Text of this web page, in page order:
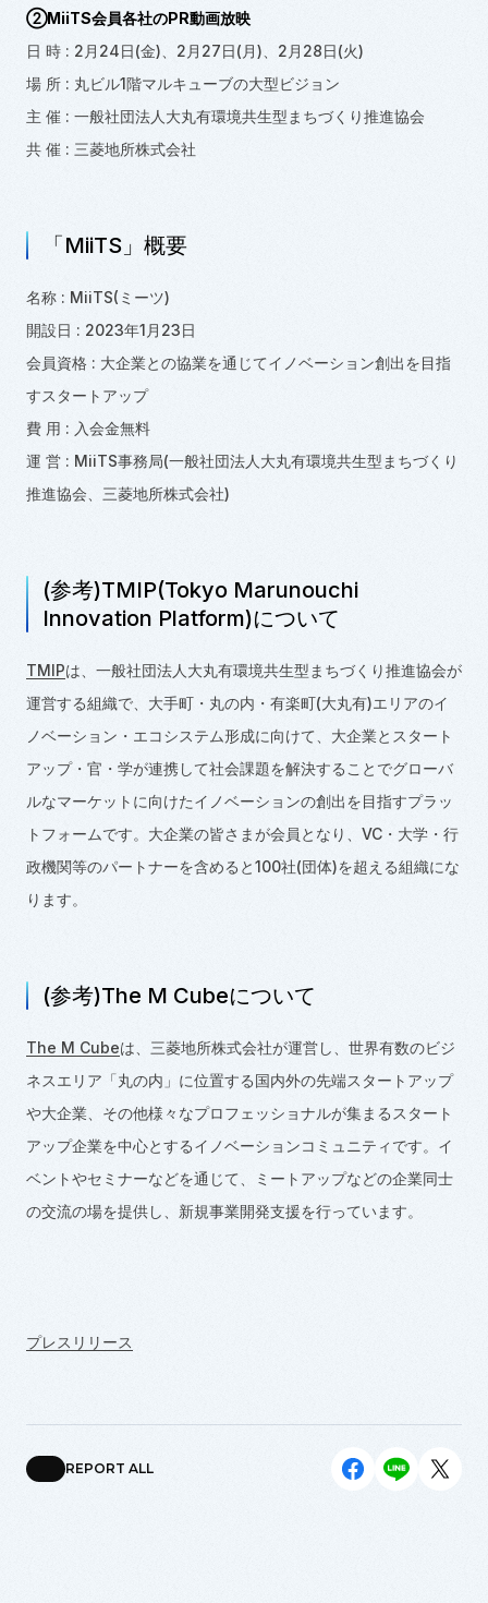
②MiiTS会員各社のPR動画放映
日 時 : 2月24日(金)、2月27日(月)、2月28日(火)
場 所 : 丸ビル1階マルキューブの大型ビジョン
主 催 : 一般社団法人大丸有環境共生型まちづくり推進協会
共 催 : 三菱地所株式会社
「MiiTS」概要
名称 : MiiTS(ミーツ)
開設日 : 2023年1月23日
会員資格 : 大企業との協業を通じてイノベーション創出を目指
すスタートアップ
費 用 : 入会金無料
運 営 : MiiTS事務局(一般社団法人大丸有環境共生型まちづくり
推進協会、三菱地所株式会社)
(参考)TMIP(Tokyo Marunouchi
Innovation Platform)について
TMIPは、一般社団法人大丸有環境共生型まちづくり推進協会が
運営する組織で、大手町・丸の内・有楽町(大丸有)エリアのイ
ノベーション・エコシステム形成に向けて、大企業とスタート
アップ・官・学が連携して社会課題を解決することでグローバ
ルなマーケットに向けたイノベーションの創出を目指すプラッ
トフォームです。大企業の皆さまが会員となり、VC・大学・行
政機関等のパートナーを含めると100社(団体)を超える組織にな
ります。
(参考)The M Cubeについて
The M Cubeは、三菱地所株式会社が運営し、世界有数のビジ
ネスエリア「丸の内」に位置する国内外の先端スタートアップ
や大企業、その他様々なプロフェッショナルが集まるスタート
アップ企業を中心とするイノベーションコミュニティです。イ
ベントやセミナーなどを通じて、ミートアップなどの企業同士
の交流の場を提供し、新規事業開発支援を行っています。
プレスリリース
REPORT ALL